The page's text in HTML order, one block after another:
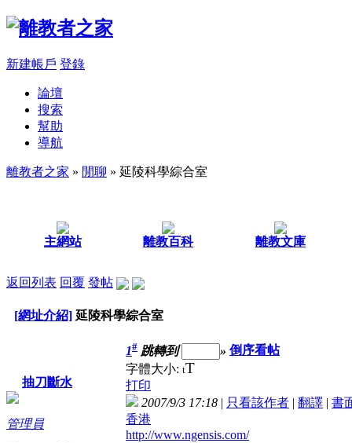
新建帳戶 登錄
論壇
搜索
幫助
導航
離教者之家 » 閒聊 » 延陵科學綜合室
主網站 離教百科 離教文庫
返回列表 回覆 發帖
[網址介紹] 延陵科學綜合室
抽刀斷水
管理員
1# 跳轉到 » 倒序看帖
字體大小: tT
打印
2007/9/3 17:18 | 只看該作者 | 翻譯 | 書
香港
http://www.ngensis.com/